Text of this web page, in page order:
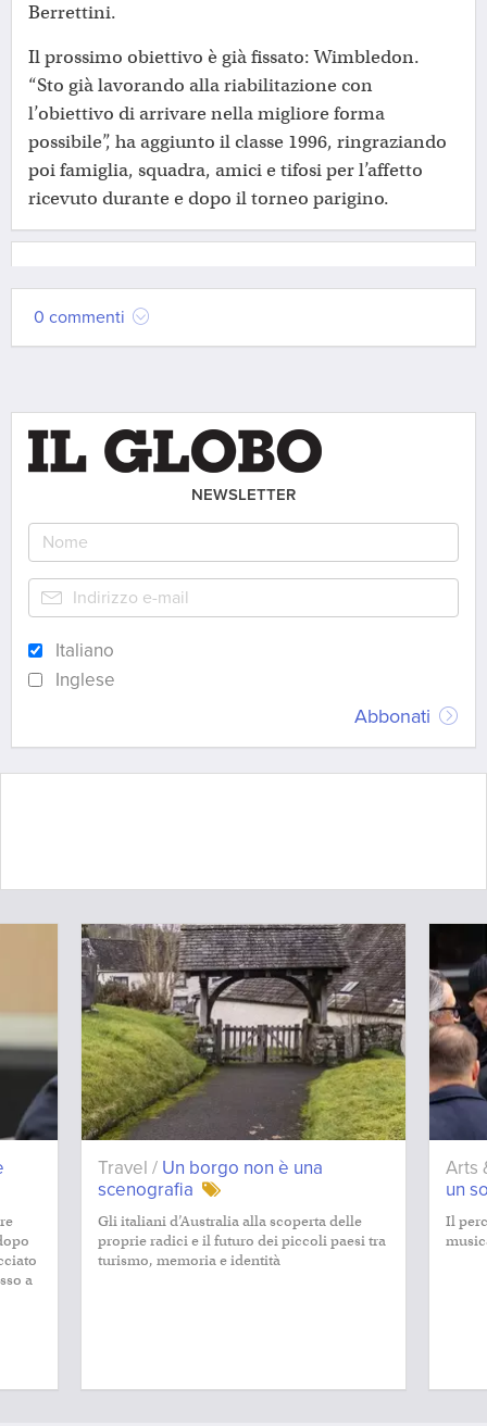
Berrettini.
Il prossimo obiettivo è già fissato: Wimbledon.
“Sto già lavorando alla riabilitazione con
l’obiettivo di arrivare nella migliore forma
possibile”, ha aggiunto il classe 1996, ringraziando
poi famiglia, squadra, amici e tifosi per l’affetto
ricevuto durante e dopo il torneo parigino.
0 commenti
NEWSLETTER
Italiano
Inglese
Abbonati
a
Travel / Un borgo non è una
scenografia
Gli italiani d’Australia alla scoperta delle
proprie radici e il futuro dei piccoli paesi tra
turismo, memoria e identità
Arts
un
Il